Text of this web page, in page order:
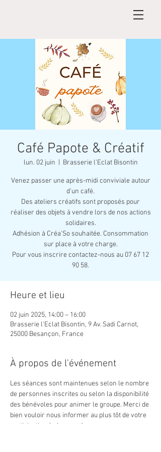
Café Papote & Créatif
lun. 02 juin Brasserie l'Eclat Bisontin
Venez passer une après-midi conviviale autour
d’un café.
Des ateliers créatifs sont proposés pour
réaliser des objets à vendre lors de nos actions
solidaires.
Adhésion à Créa'So souhaitée. Consommation
sur place à votre charge.
Pour vous inscrire contactez-nous au 07 67 12
90 58.
Heure et lieu
02 juin 2025, 14:00 – 16:00
Brasserie l'Eclat Bisontin, 9 Av. Sadi Carnot,
25000 Besançon, France
À propos de l'événement
Les séances sont maintenues selon le nombre
de personnes inscrites ou selon la disponibilité
des bénévoles pour animer le groupe. Merci de
bien vouloir nous informer au plus tôt de votre
participation à chaque séance.